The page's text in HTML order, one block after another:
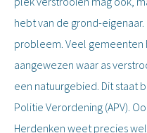
hebt van de grond-
probleem. Veel
aangewezen waar as
een natuurgebied. Dit staat
Politie Verordening (APV).
Herdenken weet precies